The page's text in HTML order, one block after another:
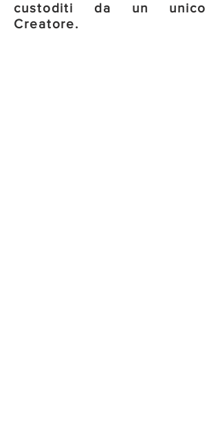
custoditi da un unico
Creatore.